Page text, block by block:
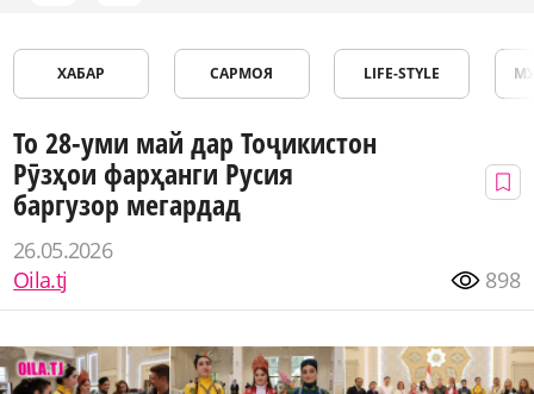
ХАБАР САРМОЯ LIFE-STYLE
То 28-уми май дар Тоҷикистон
Рӯзҳои фарҳанги Русия
баргузор мегардад
26.05.2026
Oila.tj
898